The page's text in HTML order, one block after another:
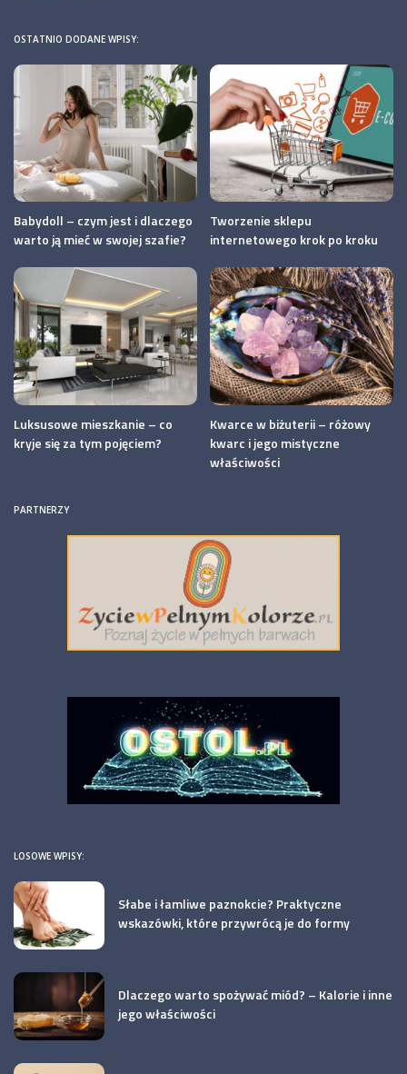
OSTATNIO DODANE WPISY:
Babydoll – czym jest i dlaczego
warto ją mieć w swojej szafie?
Tworzenie sklepu
internetowego krok po kroku
Luksusowe mieszkanie – co
kryje się za tym pojęciem?
Kwarce w biżuterii – różowy
kwarc i jego mistyczne
właściwości
PARTNERZY
LOSOWE WPISY:
Słabe i łamliwe paznokcie? Praktyczne
wskazówki, które przywrócą je do formy
Dlaczego warto spożywać miód? – Kalorie i inne
jego właściwości